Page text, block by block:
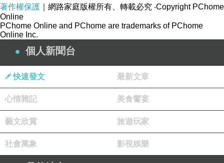
著作權保護 ｜網路家庭版權所有、轉載必究 ‧Copyright PChome
Online
PChome Online and PChome are trademarks of PChome
Online Inc.
個人新聞台
快速發文 最新文章
心情雜記 美食饗宴
藝文欣賞 旅遊玩家
社會萬象 影視娛樂